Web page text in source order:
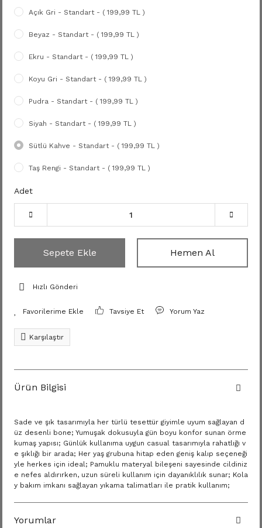
Açık Gri - Standart - ( 199,99 TL )
Beyaz - Standart - ( 199,99 TL )
Ekru - Standart - ( 199,99 TL )
Koyu Gri - Standart - ( 199,99 TL )
Pudra - Standart - ( 199,99 TL )
Siyah - Standart - ( 199,99 TL )
Sütlü Kahve - Standart - ( 199,99 TL )
Taş Rengi - Standart - ( 199,99 TL )
Adet
Sepete Ekle Hemen Al
Hızlı Gönderi
Tavsiye Et Yorum Yaz
Karşılaştır
Ürün Bilgisi
Sade ve şık tasarımıyla her türlü tesettür giyimle uyum sağlayan d
üz desenli bone; Yumuşak dokusuyla gün boyu konfor sunan örme
kumaş yapısı; Günlük kullanıma uygun casual tasarımıyla rahatlığı v
e şıklığı bir arada; Her yaş grubuna hitap eden geniş kalıp seçeneği
yle herkes için ideal; Pamuklu materyal bileşeni sayesinde cildiniz
e nefes aldırırken, uzun süreli kullanım için dayanıklılık sunar; Kola
y bakım imkanı sağlayan yıkama talimatları ile pratik kullanım;
Yorumlar